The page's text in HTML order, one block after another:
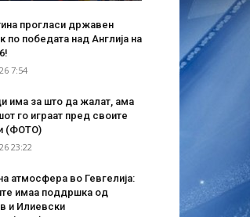
прогласи државен
по победата над Англија на
7:54
има за што да жалат, ама
го играат пред своите
(ФОТО)
23:22
атмосфера во Гевгелија:
имаа поддршка од
и Илиевски